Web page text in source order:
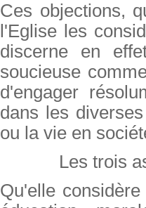
Ces objections,
l'Eglise les
discerne en
soucieuse
d'engager
dans les
ou la vie en
Les trois
Qu'elle